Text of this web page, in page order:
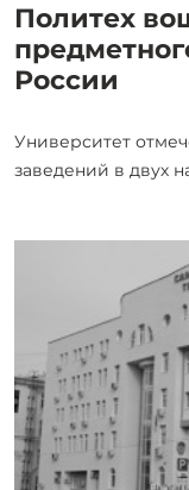
Политех
России
Университет
заведений в двух